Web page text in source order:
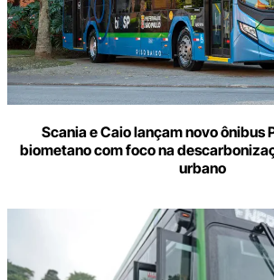
Scania e Caio lançam novo ônibus
biometano com foco na
urbano